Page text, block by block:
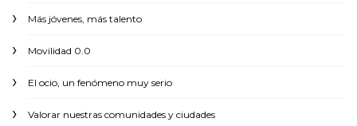
Más jóvenes, más talento
Movilidad 0.0
El ocio, un fenómeno muy serio
Valorar nuestras comunidades y ciudades